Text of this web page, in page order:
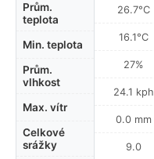
Prům.
teplota
Min. teplota
Prům.
vlhkost
Max. vítr
Celkové
srážky
26.7°C
16.1°C
27%
24.1 kph
0.0 mm
9.0